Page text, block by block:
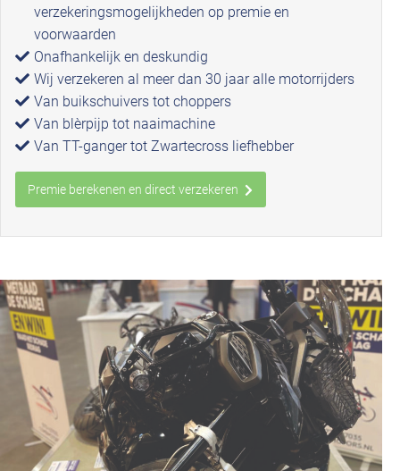
verzekeringsmogelijkheden op premie en
voorwaarden
Onafhankelijk en deskundig
Wij verzekeren al meer dan 30 jaar alle motorrijders
Van buikschuivers tot choppers
Van blèrpijp tot naaimachine
Van TT-ganger tot Zwartecross liefhebber
Premie berekenen en direct verzekeren